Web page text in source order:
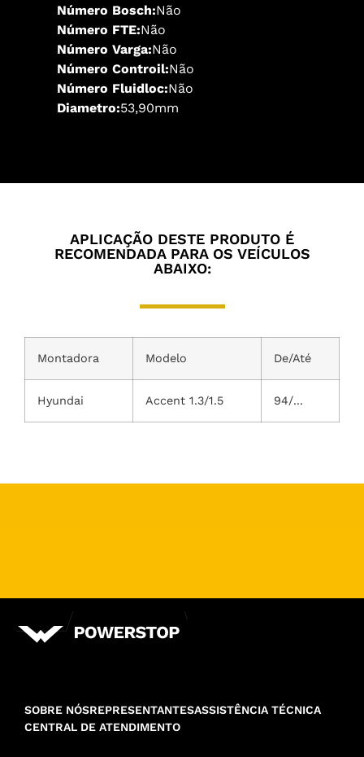
Número Bosch:Não
Número FTE:Não
Número Varga:Não
Número Controil:Não
Número Fluidloc:Não
Diametro:53,90mm
APLICAÇÃO DESTE PRODUTO É
RECOMENDADA PARA OS VEÍCULOS
ABAIXO:
Montadora Modelo De/Até
Hyundai Accent 1.3/1.5 94/...
SOBRE NÓSREPRESENTANTESASSISTÊNCIA TÉCNICA
CENTRAL DE ATENDIMENTO